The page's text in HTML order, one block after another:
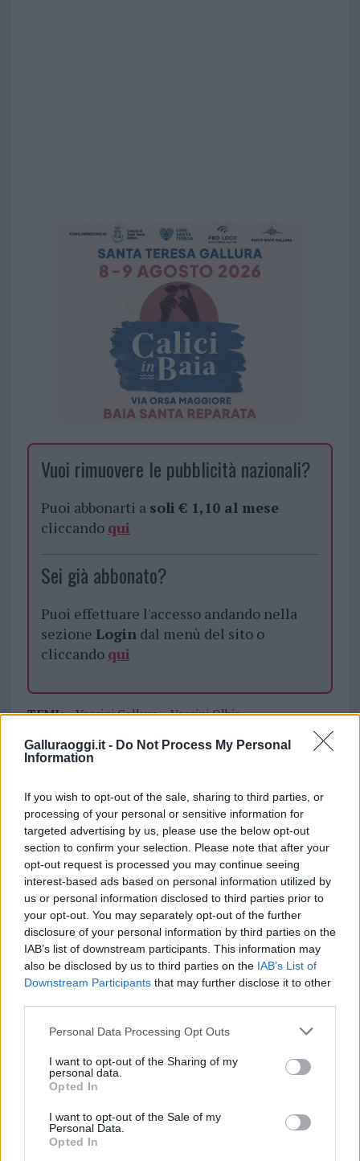
Galluraoggi.it - Do Not Process My Personal
Information
If you wish to opt-out of the sale, sharing to third parties, or
processing of your personal or sensitive information for
targeted advertising by us, please use the below opt-out
section to confirm your selection. Please note that after your
opt-out request is processed you may continue seeing
interest-based ads based on personal information utilized by
us or personal information disclosed to third parties prior to
your opt-out. You may separately opt-out of the further
disclosure of your personal information by third parties on the
IAB’s list of downstream participants. This information may
also be disclosed by us to third parties on the IAB’s List of
Downstream Participants that may further disclose it to other
Please note that this website/app uses one or more Google
not limited to your visit or usage behaviour. You may click to
grant or deny consent to Google and its third-party tags to
use your data for below specified purposes in below Google
consent section.
Personal Data Processing Opt Outs
I want to opt-out of the Sharing of my
personal data.
Opted In
I want to opt-out of the Sale of my
Personal Data.
Opted In
Vuoi rimuovere le pubblicità nazionali?
Puoi abbonarti a soli € 1,10 al mese
cliccando qui
Sei già abbonato?
Puoi effettuare l'accesso andando nella
sezione Logindal menù del sito o
cliccando qui
TEMI: Vaccini Gallura Vaccini Olbia
Inviaci le tue segnalazioni,
Su WhatsApp al numero +39
345 356 7512
Notizie in tempo reale?
Entra nel canale telegram di
GalluraOggi.it
Ricevi le nostre ultime news
daGoogle News
Condividi l'articolo